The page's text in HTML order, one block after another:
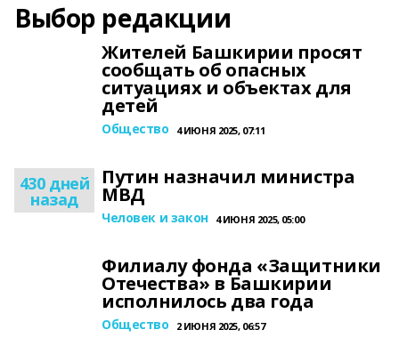
Выбор редакции
Жителей Башкирии просят
сообщать об опасных
ситуациях и объектах для
детей
Общество 4 ИЮНЯ 2025, 07:11
430 дней
назад
Путин назначил министра
МВД
Человек и закон 4 ИЮНЯ 2025, 05:00
Филиалу фонда «Защитники
Отечества» в Башкирии
исполнилось два года
Общество 2 ИЮНЯ 2025, 06:57